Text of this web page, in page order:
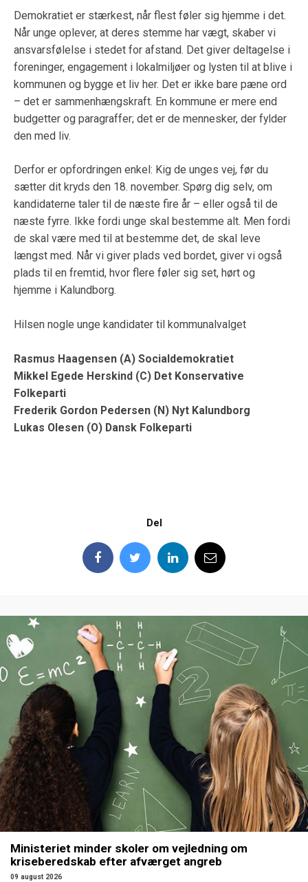
Demokratiet er stærkest, når flest føler sig hjemme i det.
Når unge oplever, at deres stemme har vægt, skaber vi
ansvarsfølelse i stedet for afstand. Det giver deltagelse i
foreninger, engagement i lokalmiljøer og lysten til at blive i
kommunen og bygge et liv her. Det er ikke bare pæne ord
– det er sammenhængskraft. En kommune er mere end
budgetter og paragraffer; det er de mennesker, der fylder
den med liv.
Derfor er opfordringen enkel: Kig de unges vej, før du
sætter dit kryds den 18. november. Spørg dig selv, om
kandidaterne taler til de næste fire år – eller også til de
næste fyrre. Ikke fordi unge skal bestemme alt. Men fordi
de skal være med til at bestemme det, de skal leve
længst med. Når vi giver plads ved bordet, giver vi også
plads til en fremtid, hvor flere føler sig set, hørt og
hjemme i Kalundborg.
Hilsen nogle unge kandidater til kommunalvalget
Rasmus Haagensen (A) Socialdemokratiet
Mikkel Egede Herskind (C) Det Konservative
Folkeparti
Frederik Gordon Pedersen (N) Nyt Kalundborg
Lukas Olesen (O) Dansk Folkeparti
Del
Ministeriet minder skoler om vejledning om
kriseberedskab efter afværget angreb
09 august 2026